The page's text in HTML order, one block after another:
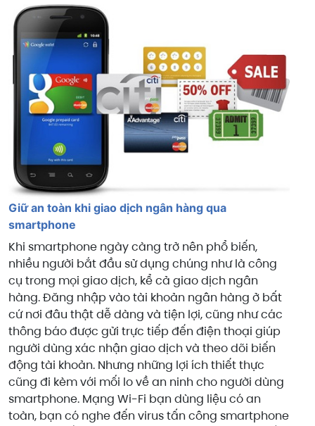
Giữ an toàn khi giao dịch ngân hàng qua
smartphone
Khi smartphone ngày càng trở nên phổ biến,
nhiều người bắt đầu sử dụng chúng như là công
cụ trong mọi giao dịch, kể cả giao dịch ngân
hàng. Đăng nhập vào tài khoản ngân hàng ở bất
cứ nơi đâu thật dễ dàng và tiện lợi, cũng như các
thông báo được gửi trực tiếp đến điện thoại giúp
người dùng xác nhận giao dịch và theo dõi biến
động tài khoản. Nhưng những lợi ích thiết thực
cũng đi kèm với mối lo về an ninh cho người dùng
smartphone. Mạng Wi-Fi bạn dùng liệu có an
toàn, bạn có nghe đến virus tấn công smartphone